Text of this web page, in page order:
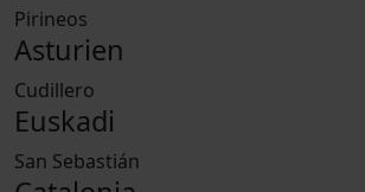
Pirineos
Asturien
Cudillero
Euskadi
San Sebastián